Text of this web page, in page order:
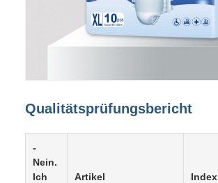
Qualitätsprüfungsbericht
-
Nein.
Ich
Artikel Index